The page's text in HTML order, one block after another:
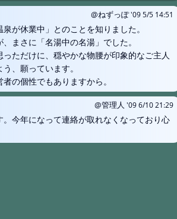
@ねずっぽ'09 5/5 14:51
が休業中」とのことを知りました。
まさに「名湯中の名湯」でした。
ただけに、穏やかな物腰が印象的なご主人
、願っています。
の個性でもありますから。
@管理人 '09 6/10 21:29
今年になって連絡が取れなくなっており心